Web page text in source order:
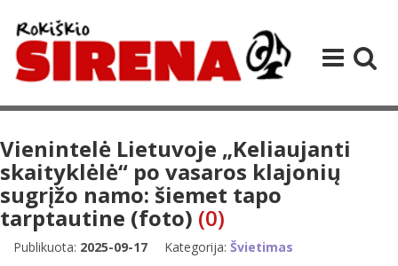
Vienintelė Lietuvoje „Keliaujanti
skaityklėlė“ po vasaros klajonių
sugrįžo namo: šiemet tapo
tarptautine (foto) (0)
Publikuota: 2025-09-17 Kategorija: Švietimas